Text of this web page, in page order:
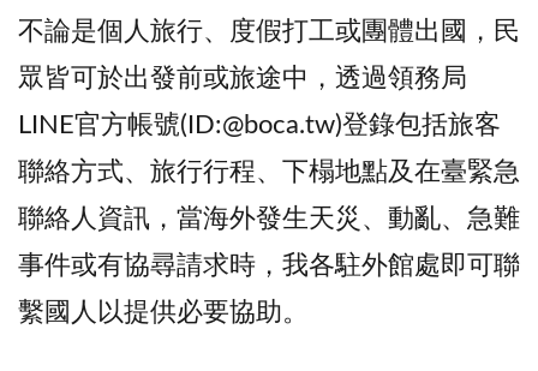
不論是個人旅行、度假打工或團體出國，民
眾皆可於出發前或旅途中，透過領務局
LINE官方帳號(ID:@boca.tw)登錄包括旅客
聯絡方式、旅行行程、下榻地點及在臺緊急
聯絡人資訊，當海外發生天災、動亂、急難
事件或有協尋請求時，我各駐外館處即可聯
繫國人以提供必要協助。